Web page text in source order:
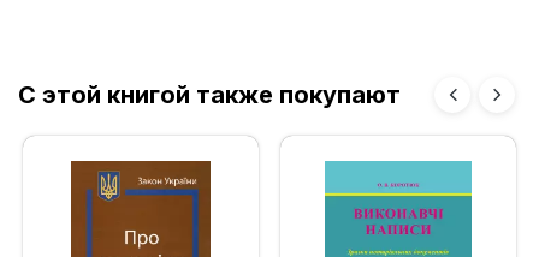
С этой книгой также покупают